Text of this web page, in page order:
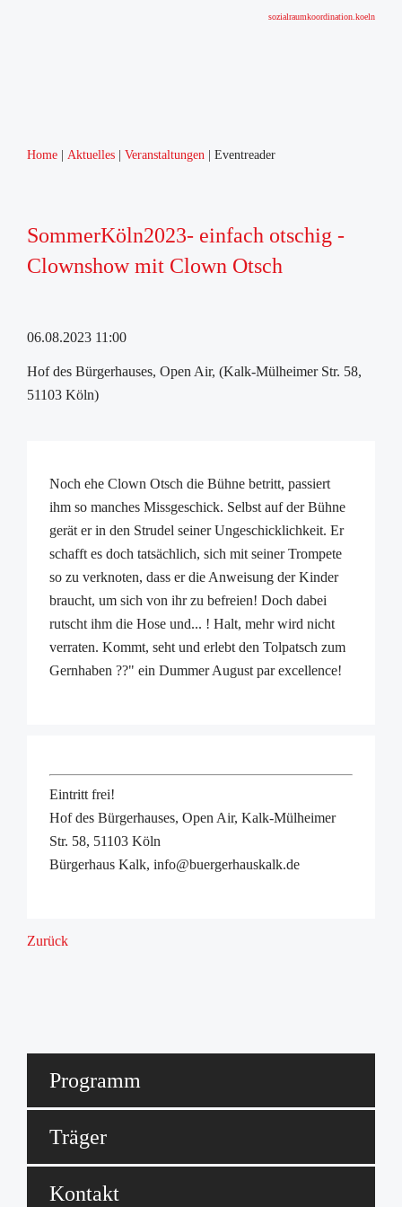
sozialraumkoordination.koeln
Home Aktuelles Veranstaltungen Eventreader
SommerKöln2023- einfach otschig -
Clownshow mit Clown Otsch
06.08.2023 11:00
Hof des Bürgerhauses, Open Air, (Kalk-Mülheimer Str. 58,
51103 Köln)
Noch ehe Clown Otsch die Bühne betritt, passiert
ihm so manches Missgeschick. Selbst auf der Bühne
gerät er in den Strudel seiner Ungeschicklichkeit. Er
schafft es doch tatsächlich, sich mit seiner Trompete
so zu verknoten, dass er die Anweisung der Kinder
braucht, um sich von ihr zu befreien! Doch dabei
rutscht ihm die Hose und... ! Halt, mehr wird nicht
verraten. Kommt, seht und erlebt den Tolpatsch zum
Gernhaben ??" ein Dummer August par excellence!
Eintritt frei!
Hof des Bürgerhauses, Open Air, Kalk-Mülheimer
Str. 58, 51103 Köln
Bürgerhaus Kalk, info@buergerhauskalk.de
Zurück
Programm
Träger
Kontakt